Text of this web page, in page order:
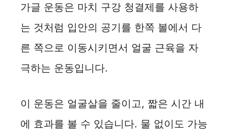
가글 운동은 마치 구강 청결제를 사용하
는 것처럼 입안의 공기를 한쪽 볼에서 다
른 쪽으로 이동시키면서 얼굴 근육을 자
극하는 운동입니다.
이 운동은 얼굴살을 줄이고, 짧은 시간 내
에 효과를 볼 수 있습니다. 물 없이도 가능